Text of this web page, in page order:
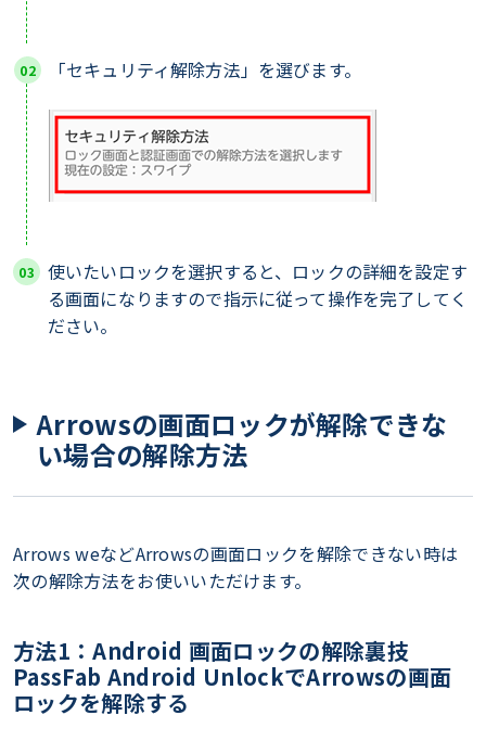
「セキュリティ解除方法」を選びます。
使いたいロックを選択すると、ロックの詳細を設定す
る画面になりますので指示に従って操作を完了してく
ださい。
Arrowsの画面ロックが解除できな
い場合の解除方法
Arrows weなどArrowsの画面ロックを解除できない時は
次の解除方法をお使いいただけます。
方法1：Android 画面ロックの解除裏技
PassFab Android UnlockでArrowsの画面
ロックを解除する